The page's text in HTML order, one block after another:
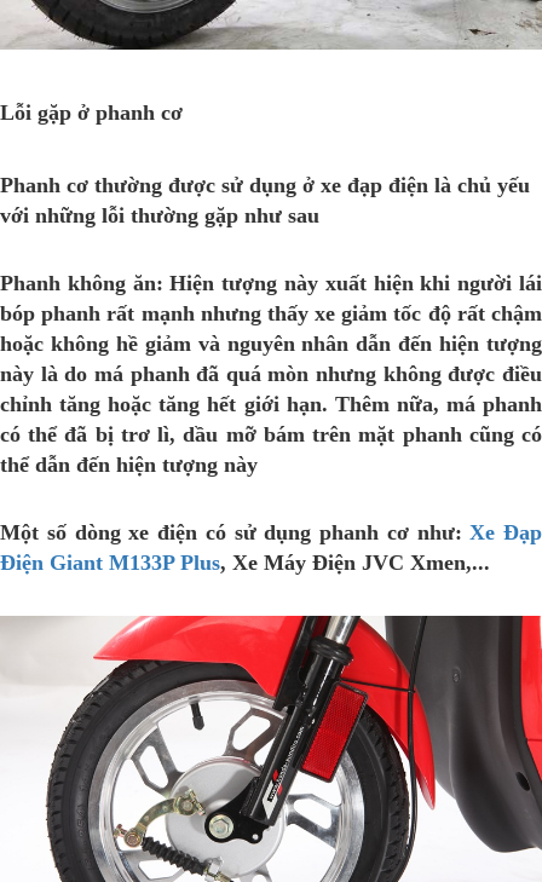
Lỗi gặp ở phanh cơ
Phanh cơ thường được sử dụng ở xe đạp điện là chủ yếu
với những lỗi thường gặp như sau
Phanh không ăn: Hiện tượng này xuất hiện khi người lái
bóp phanh rất mạnh nhưng thấy xe giảm tốc độ rất chậm
hoặc không hề giảm và nguyên nhân dẫn đến hiện tượng
này là do má phanh đã quá mòn nhưng không được điều
chỉnh tăng hoặc tăng hết giới hạn. Thêm nữa, má phanh
có thể đã bị trơ lì, dầu mỡ bám trên mặt phanh cũng có
thể dẫn đến hiện tượng này
Một số dòng xe điện có sử dụng phanh cơ như:Xe Đạp
Điện Giant M133P Plus, Xe Máy Điện JVC Xmen,...